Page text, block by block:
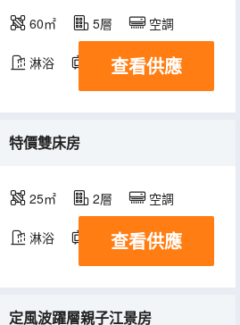
60㎡ 5層 空調
淋浴 電視機
查看供應
特價雙床房
25㎡ 2層 空調
淋浴 電視機
查看供應
定風波躍層親子江景房